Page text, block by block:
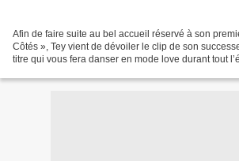
Afin de faire suite au bel accueil réservé à son
Côtés », Tey vient de dévoiler le clip de son
titre qui vous fera danser en mode love durant tout